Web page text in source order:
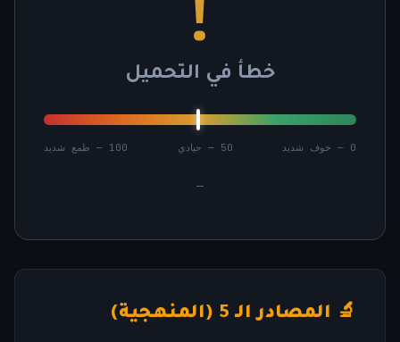
خطأ في التحميل
0 — خوف شديد 50 — حيادي 100 — طمع شديد
—
🔬 المصادر الـ 5 (المنهجية)